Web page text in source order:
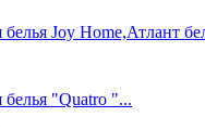
Joy Home,Атлант
"Quatro "...